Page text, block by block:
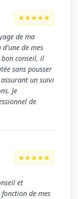
★★★★★
de ma
de mes
conseil, il
sans pousser
un suivi
Je
de
★★★★★
et
de mes